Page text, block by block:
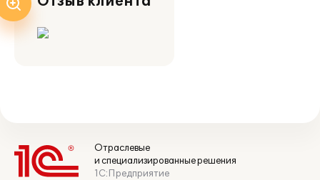
Отраслевые
и специализированные решения
1С:Предприятие